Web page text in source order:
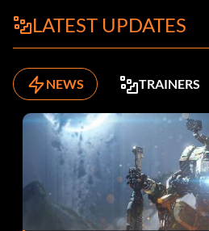
LATEST UPDATES
NEWS TRAINERS